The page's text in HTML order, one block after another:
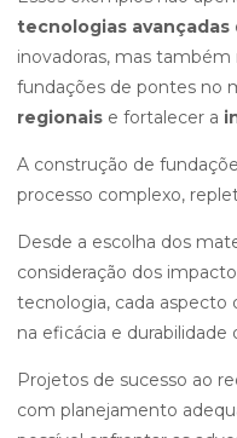
tecnologias avançadas
inovadoras, mas
fundações de pontes no
regionais e fortalecer a
A construção de
processo complexo,
Desde a escolha dos
consideração dos
tecnologia, cada aspecto
na eficácia e durabilidade
Projetos de sucesso ao
com planejamento